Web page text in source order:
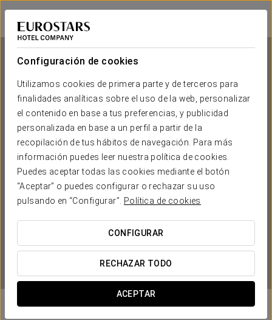
Configuración de cookies
Utilizamos cookies de primera parte y de terceros para
finalidades analíticas sobre el uso de la web, personalizar
el contenido en base a tus preferencias, y publicidad
personalizada en base a un perfil a partir de la
recopilación de tus hábitos de navegación. Para más
información puedes leer nuestra política de cookies.
Puedes aceptar todas las cookies mediante el botón
“Aceptar” o puedes configurar o rechazar su uso
pulsando en “Configurar”.
Política de cookies
CONFIGURAR
RECHAZAR TODO
ACEPTAR
Crisol Leganés
MADRID - LEGANÉS
Crisol Leganés
MADRID - LEGANÉS
¿CUÁNDO QUIERES IR?